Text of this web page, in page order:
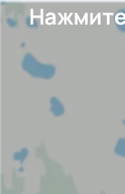
Нажмите